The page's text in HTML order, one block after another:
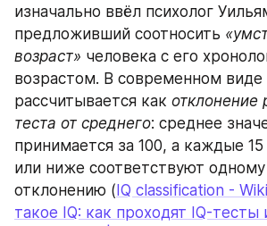
изначально ввёл психолог
предложивший соотносить
возраст» человека с его
возрастом. В современном виде
рассчитывается как отклонение
теста от среднего: среднее
принимается за 100, а каждые
или ниже соответствуют
отклонению ( IQ classification -
такое IQ: как проходят IQ-тесты